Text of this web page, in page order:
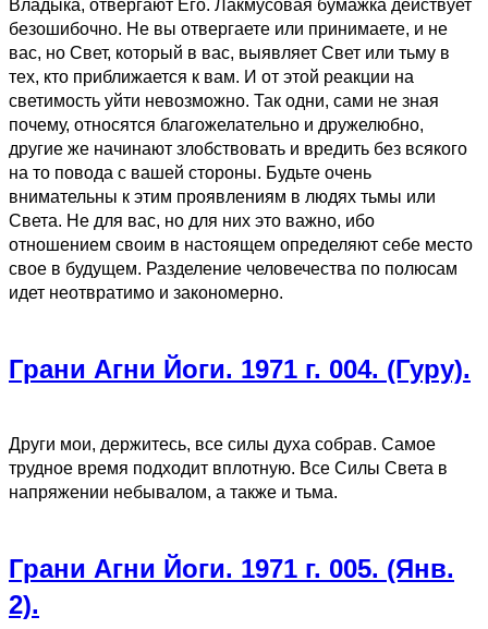
Владыка, отвергают Его. Лакмусовая бумажка действует
безошибочно. Не вы отвергаете или принимаете, и не
вас, но Свет, который в вас, выявляет Свет или тьму в
тех, кто приближается к вам. И от этой реакции на
светимость уйти невозможно. Так одни, сами не зная
почему, относятся благожелательно и дружелюбно,
другие же начинают злобствовать и вредить без всякого
на то повода с вашей стороны. Будьте очень
внимательны к этим проявлениям в людях тьмы или
Света. Не для вас, но для них это важно, ибо
отношением своим в настоящем определяют себе место
свое в будущем. Разделение человечества по полюсам
идет неотвратимо и закономерно.
Грани Агни Йоги. 1971 г. 004. (Гуру).
Други мои, держитесь, все силы духа собрав. Самое
трудное время подходит вплотную. Все Силы Света в
напряжении небывалом, а также и тьма.
Грани Агни Йоги. 1971 г. 005. (Янв.
2).